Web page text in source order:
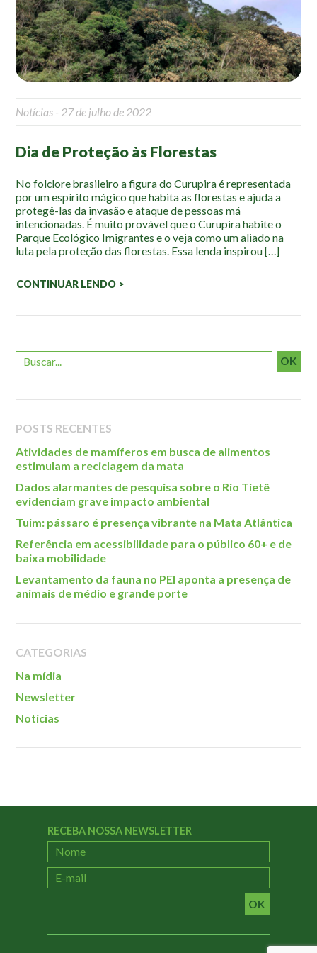
Mapa Ilustrado
Fauna e Flora
Aranhas
Palmeira Juçara
Borboletas
Cambuci
Liquens
Tucano do Bico Verde
Atividades
Escolas e Universidades
Terceira Idade
Blog
Newsletter
Notícias
Na mídia
Contato
Contato
Como chegar
Perguntas frequentes
Assessoria de Imprensa
Notícias - 27 de julho de 2022
Dia de Proteção às Florestas
No folclore brasileiro a figura do Curupira é representada
por um espírito mágico que habita as florestas e ajuda a
protegê-las da invasão e ataque de pessoas má
intencionadas. É muito provável que o Curupira habite o
Parque Ecológico Imigrantes e o veja como um aliado na
luta pela proteção das florestas. Essa lenda inspirou […]
CONTINUAR LENDO >
OK
POSTS RECENTES
Atividades de mamíferos em busca de alimentos
estimulam a reciclagem da mata
Dados alarmantes de pesquisa sobre o Rio Tietê
evidenciam grave impacto ambiental
Tuim: pássaro é presença vibrante na Mata Atlântica
Referência em acessibilidade para o público 60+ e de
baixa mobilidade
Levantamento da fauna no PEI aponta a presença de
animais de médio e grande porte
CATEGORIAS
Na mídia
Newsletter
Notícias
RECEBA NOSSA NEWSLETTER
OK